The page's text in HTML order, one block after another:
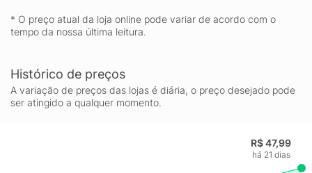
* O preço atual da loja online pode variar de acordo com o
tempo da nossa última leitura.
Histórico de preços
A variação de preços das lojas é diária, o preço desejado pode
ser atingido a qualquer momento.
R$ 47,99
há 21 dias